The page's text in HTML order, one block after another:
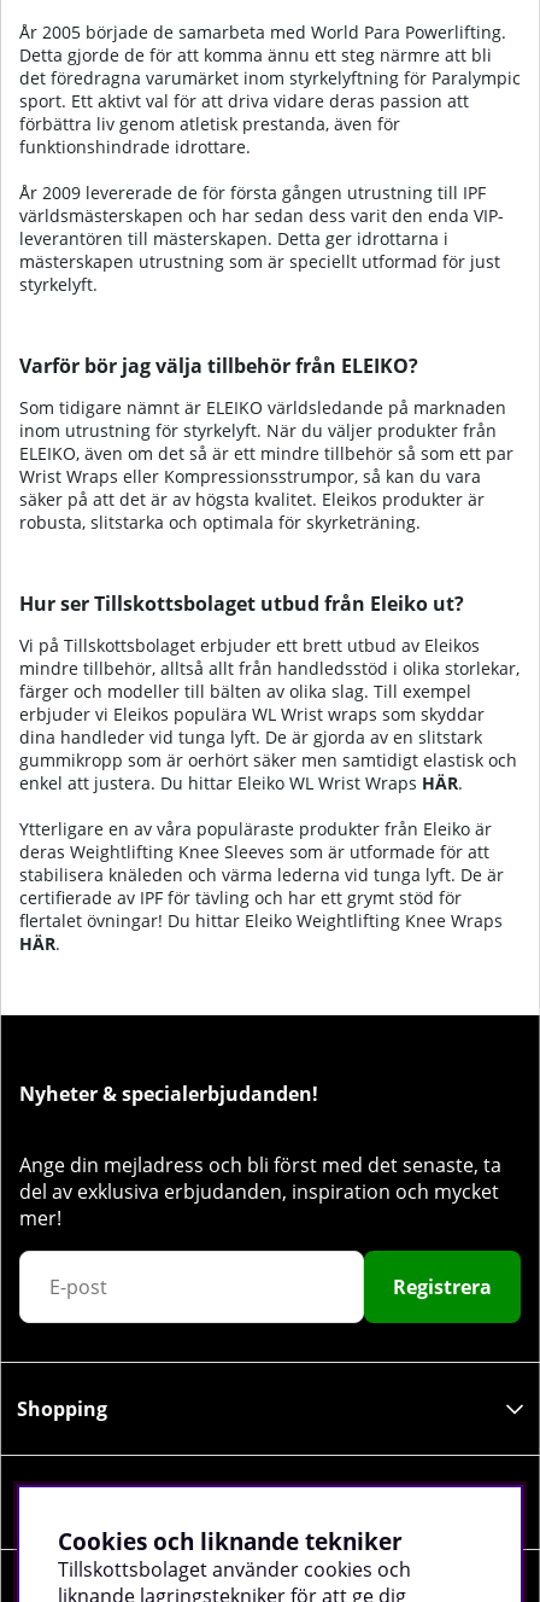
År 2005 började de samarbeta med World Para Powerlifting.
Detta gjorde de för att komma ännu ett steg närmre att bli
det föredragna varumärket inom styrkelyftning för Paralympic
sport. Ett aktivt val för att driva vidare deras passion att
förbättra liv genom atletisk prestanda, även för
funktionshindrade idrottare.
År 2009 levererade de för första gången utrustning till IPF
världsmästerskapen och har sedan dess varit den enda VIP-
leverantören till mästerskapen. Detta ger idrottarna i
mästerskapen utrustning som är speciellt utformad för just
styrkelyft.
Varför bör jag välja tillbehör från ELEIKO?
Som tidigare nämnt är ELEIKO världsledande på marknaden
inom utrustning för styrkelyft. När du väljer produkter från
ELEIKO, även om det så är ett mindre tillbehör så som ett par
Wrist Wraps eller Kompressionsstrumpor, så kan du vara
säker på att det är av högsta kvalitet. Eleikos produkter är
robusta, slitstarka och optimala för skyrketräning.
Hur ser Tillskottsbolaget utbud från Eleiko ut?
Vi på Tillskottsbolaget erbjuder ett brett utbud av Eleikos
mindre tillbehör, alltså allt från handledsstöd i olika storlekar,
färger och modeller till bälten av olika slag. Till exempel
erbjuder vi Eleikos populära WL Wrist wraps som skyddar
dina handleder vid tunga lyft. De är gjorda av en slitstark
gummikropp som är oerhört säker men samtidigt elastisk och
enkel att justera. Du hittar Eleiko WL Wrist Wraps HÄR.
Ytterligare en av våra populäraste produkter från Eleiko är
deras Weightlifting Knee Sleeves som är utformade för att
stabilisera knäleden och värma lederna vid tunga lyft. De är
certifierade av IPF för tävling och har ett grymt stöd för
flertalet övningar! Du hittar Eleiko Weightlifting Knee Wraps
HÄR.
Nyheter & specialerbjudanden!
Ange din mejladress och bli först med det senaste, ta
del av exklusiva erbjudanden, inspiration och mycket
mer!
Registrera
Shopping
Sociala medier
Cookies och liknande tekniker
Tillskottsbolaget använder cookies och
liknande lagringstekniker för att ge dig